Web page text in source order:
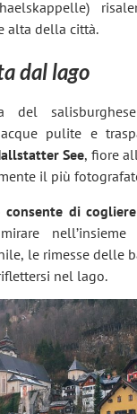
alta della città.
dal lago
del
pulite e
See, fiore
il più
di
le rimesse delle
nel lago.